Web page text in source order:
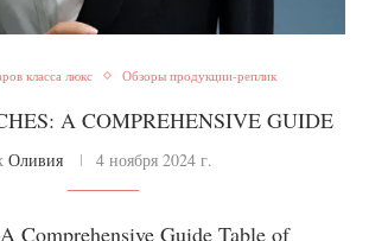
класса люкс Обзоры продукции-реплик
A COMPREHENSIVE GUIDE
Оливия 4 ноября 2024 г.
Comprehensive Guide Table of